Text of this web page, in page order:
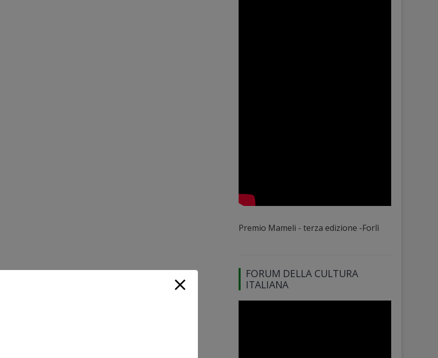
Premio Mameli - terza edizione -Forlì
FORUM DELLA CULTURA
ITALIANA